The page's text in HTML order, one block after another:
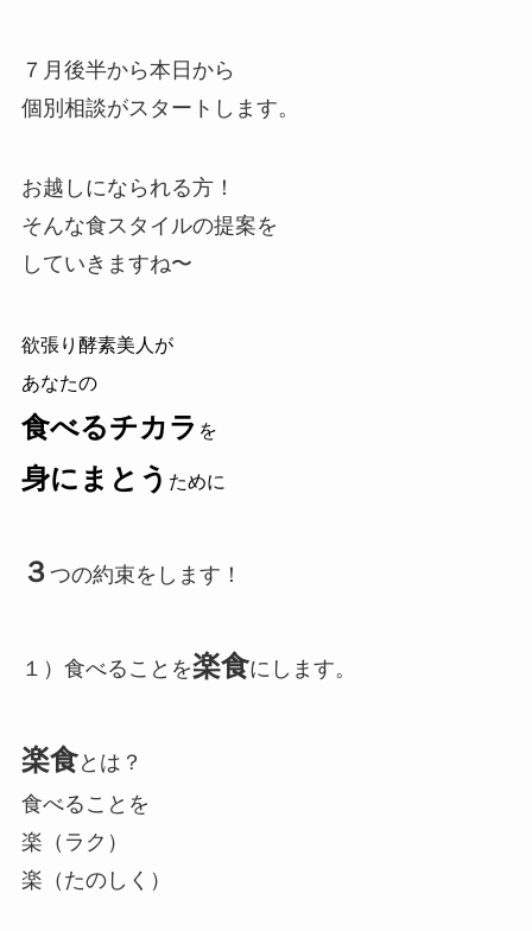
７月後半から本日から
個別相談がスタートします。
お越しになられる方！
そんな食スタイルの提案を
していきますね〜
欲張り酵素美人が
あなたの
食べるチカラ を
身にまとう ために
３ つの約束をします！
１）食べることを楽食にします。
楽食とは？
食べることを
楽（ラク）
楽（たのしく）